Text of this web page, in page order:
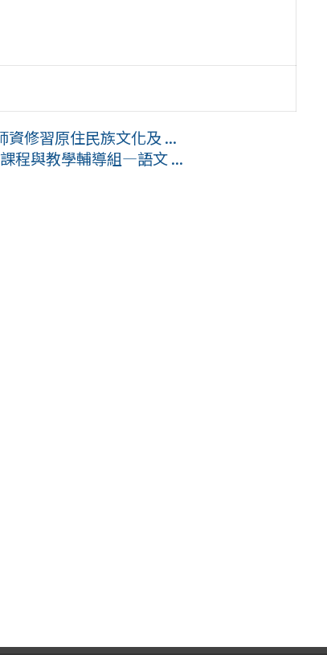
修習原住民族文化及 ...
程與教學輔導組—語文 ...